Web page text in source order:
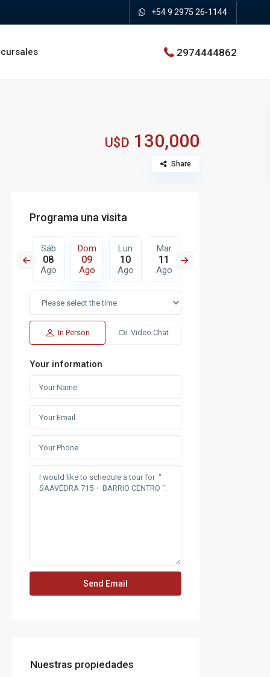
+54 9 2975 26-1144
2974444862
U$D 130,000
Share
Programa una visita
Sáb
08
Ago
Dom
09
Ago
Lun
10
Ago
Mar
11
Ago
In Person Video Chat
Your information
Nuestras propiedades